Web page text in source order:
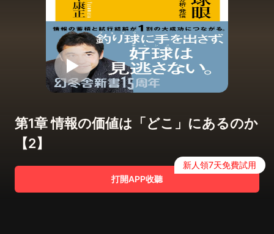
第1章 情報の価値は「どこ」にあるのか
【2】
打開APP收聽
新人領7天免費試用